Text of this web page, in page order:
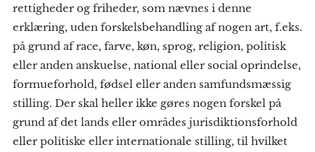
rettigheder og friheder, som nævnes i denne
erklæring, uden forskelsbehandling af nogen art, f.eks.
på grund af race, farve, køn, sprog, religion, politisk
eller anden anskuelse, national eller social oprindelse,
formueforhold, fødsel eller anden samfundsmæssig
stilling. Der skal heller ikke gøres nogen forskel på
grund af det lands eller områdes jurisdiktionsforhold
eller politiske eller internationale stilling, til hvilket